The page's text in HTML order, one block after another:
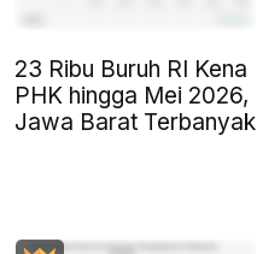
23 Ribu Buruh RI Kena
PHK hingga Mei 2026,
Jawa Barat Terbanyak